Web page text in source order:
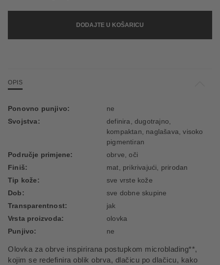
DODAJTE U KOŠARICU
OPIS
Olovka za obrve inspirirana postupkom microblading**,
kojim se redefinira oblik obrva, dlačicu po dlačicu, kako
Ponovno punjivo:
ne
Svojstva:
definira, dugotrajno,
kompaktan, naglašava, visoko
pigmentiran
Područje primjene:
obrve, oči
Finiš:
mat, prikrivajući, prirodan
Tip kože:
sve vrste kože
Dob:
sve dobne skupine
Transparentnost:
jak
Vrsta proizvoda:
olovka
Punjivo:
ne